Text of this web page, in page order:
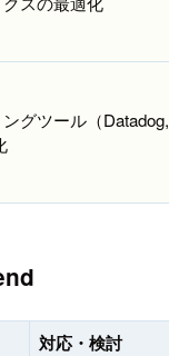
グツール（Datadog,
対応・検討